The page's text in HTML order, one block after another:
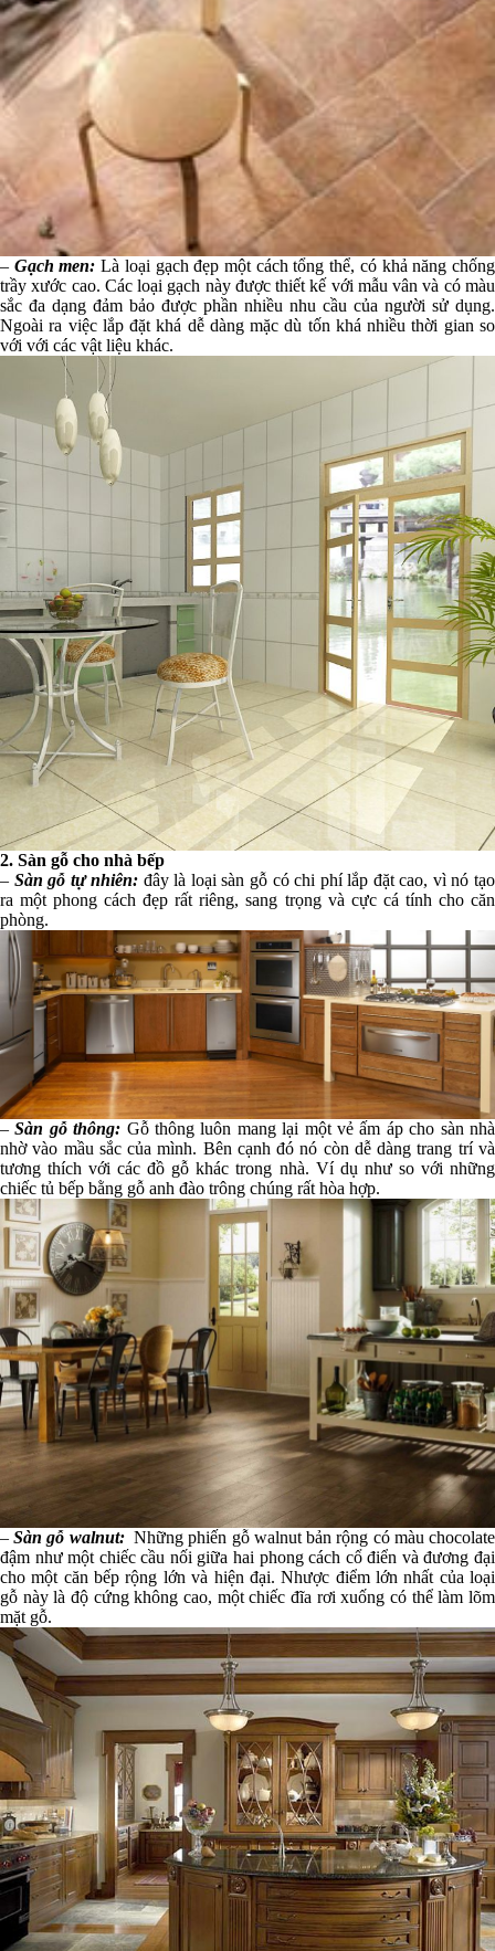
– Gạch men: Là loại gạch đẹp một cách tổng thể, có khả năng chống
trầy xước cao. Các loại gạch này được thiết kế với mẫu vân và có màu
sắc đa dạng đảm bảo được phần nhiều nhu cầu của người sử dụng.
Ngoài ra việc lắp đặt khá dễ dàng mặc dù tốn khá nhiều thời gian so
với với các vật liệu khác.
2. Sàn gỗ cho nhà bếp
– Sàn gỗ tự nhiên: đây là loại sàn gỗ có chi phí lắp đặt cao, vì nó tạo
ra một phong cách đẹp rất riêng, sang trọng và cực cá tính cho căn
phòng.
–Sàn gỗ thông: Gỗ thông luôn mang lại một vẻ ấm áp cho sàn nhà
nhờ vào mầu sắc của mình. Bên cạnh đó nó còn dễ dàng trang trí và
tương thích với các đồ gỗ khác trong nhà. Ví dụ như so với những
chiếc tủ bếp bằng gỗ anh đào trông chúng rất hòa hợp.
–Sàn gỗ walnut:Những phiến gỗ walnut bản rộng có màu chocolate
đậm như một chiếc cầu nối giữa hai phong cách cổ điển và đương đại
cho một căn bếp rộng lớn và hiện đại. Nhược điểm lớn nhất của loại
gỗ này là độ cứng không cao, một chiếc đĩa rơi xuống có thể làm lõm
mặt gỗ.